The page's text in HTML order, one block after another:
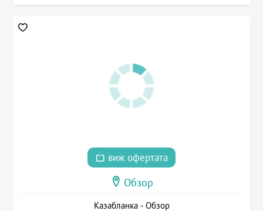
виж офертата
Обзор
Казабланка - Обзор